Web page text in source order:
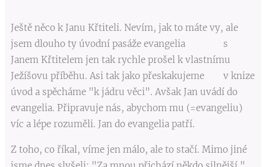
Ještě něco k Janu Křtiteli. Nevím, jak to máte vy, ale
jsem dlouho ty úvodní pasáže evangelia s
Janem Křtitelem jen tak rychle prošel k vlastnímu
Ježíšovu příběhu. Asi tak jako přeskakujeme v knize
úvod a spěcháme "k jádru věci". Avšak Jan uvádí do
evangelia. Připravuje nás, abychom mu (=evangeliu)
víc a lépe rozuměli. Jan do evangelia patří.
Z toho, co říkal, víme jen málo, ale to stačí. Mimo jiné